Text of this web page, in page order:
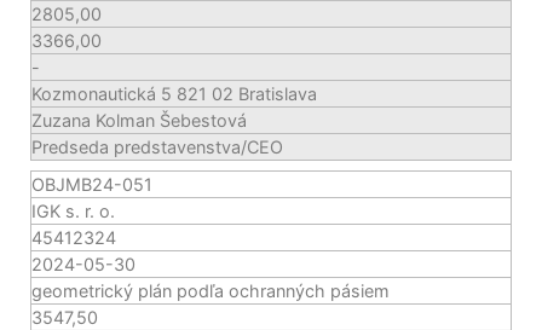
2805,00
3366,00
-
Kozmonautická 5 821 02 Bratislava
Zuzana Kolman Šebestová
Predseda predstavenstva/CEO
OBJMB24-051
IGK s. r. o.
45412324
2024-05-30
geometrický plán podľa ochranných pásiem
3547,50